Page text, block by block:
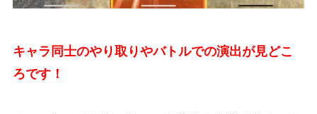
キャラ同士のやり取りやバトルでの演出が見どこ
ろです！